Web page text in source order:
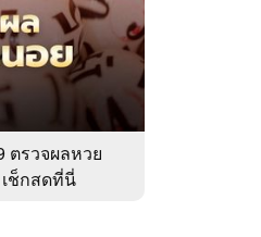
ตรวจผลหวย
ช็กสดที่นี่